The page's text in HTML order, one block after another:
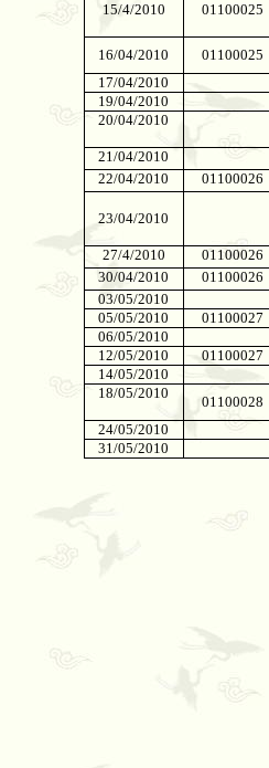
15/4/2010 01100025
16/04/2010
01100025
17/04/2010
19/04/2010
20/04/2010
21/04/2010
22/04/2010
01100026
23/04/2010
27/4/2010
01100026
30/04/2010
01100026
03/05/2010
05/05/2010
01100027
06/05/2010
12/05/2010
01100027
14/05/2010
18/05/2010
01100028
24/05/2010
31/05/2010